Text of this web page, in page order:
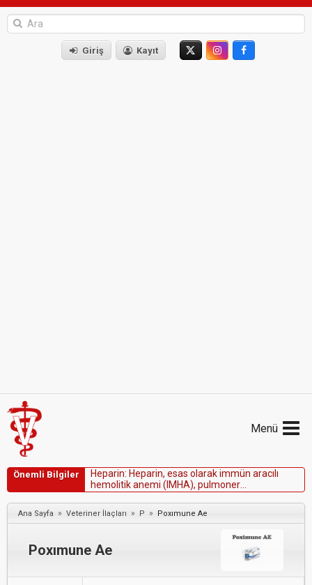
Giriş Kayıt
Menü
Önemli Bilgiler Heparin: Heparin, esas o arakimmün aracı ı
hemo itikanemi ( M HA), pu moner
tromboembolizmvediğertromboembolik
hastalıklarınektedavisindetromboprofilaksi
içi n kulla nı r
Ana Sayfa » Veteriner İlaçları » P » Poxımune Ae
Poxımune Ae